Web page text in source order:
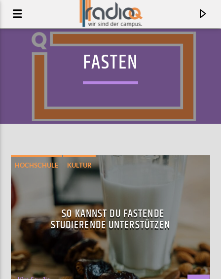
AKTUELLER TRACK
MISREAD
KINGS OF CONVENIENCE
AKTUELLE SENDUNG
ABWASCH
FASTEN
HOCHSCHULE KULTUR
LEBEN UND FREIZEIT
SO KANNST DU FASTENDE
STUDIERENDE UNTERSTÜTZEN